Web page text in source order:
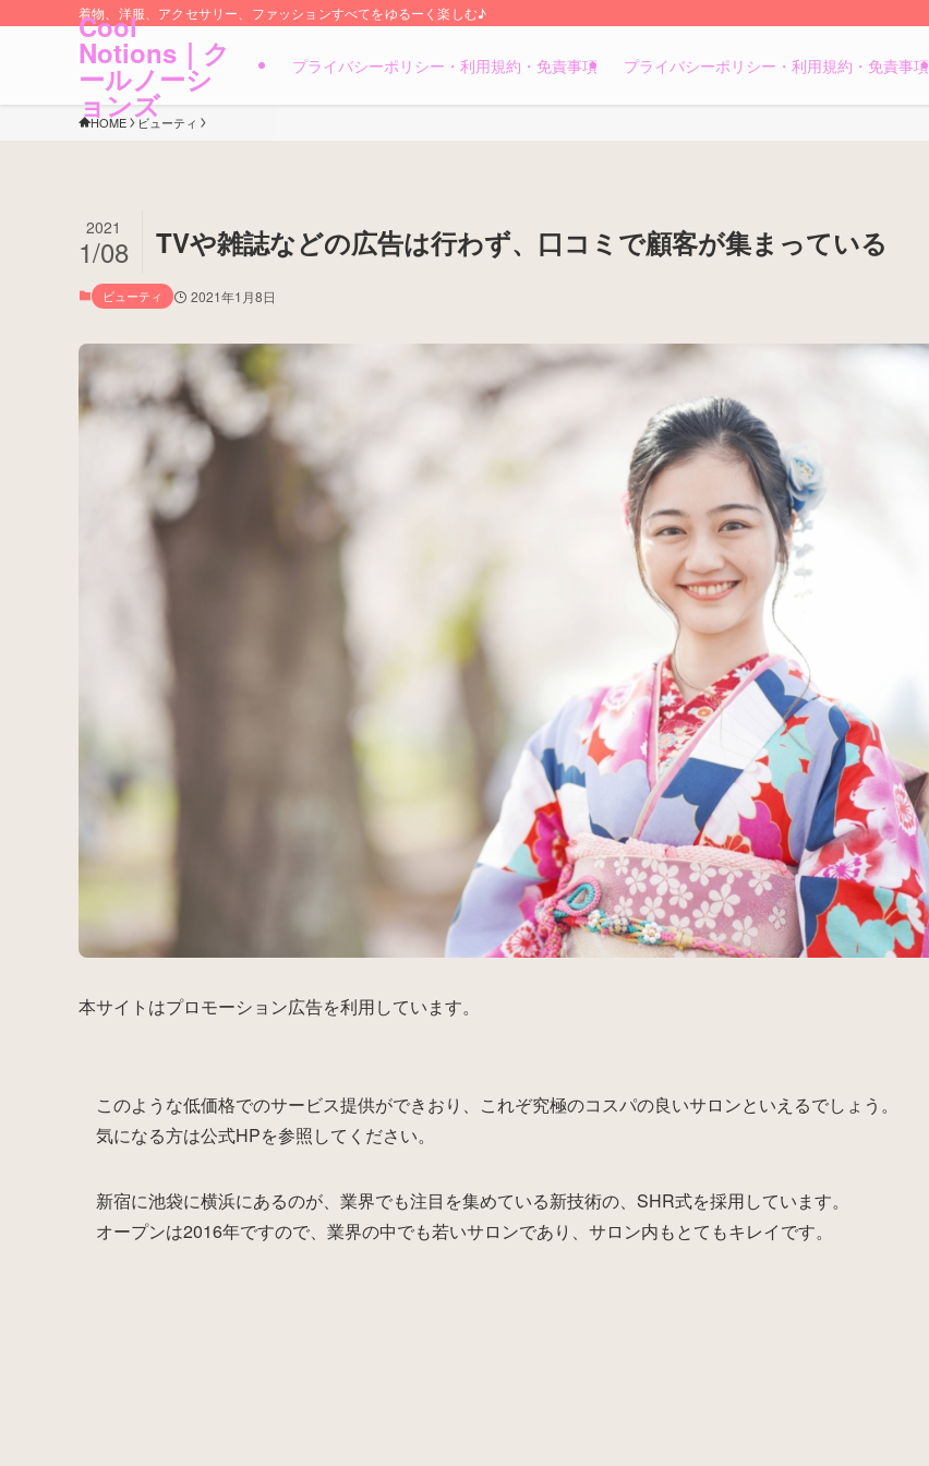
着物、洋服、アクセサリー、ファッションすべてをゆるーく楽しむ♪
Cool
Notions｜ク
ールノーシ
ョンズ
プライバシーポリシー・利用規約・免責事項 プライバシーポリシー・利用規約・免責事項
HOME ビューティ
TVや雑誌などの広告は行わず、口コミで顧客が集まっている
2021
1/08
ビューティ 2021年1月8日
本サイトはプロモーション広告を利用しています。
このような低価格でのサービス提供ができおり、これぞ究極のコスパの良いサロンといえるでしょう。
気になる方は公式HPを参照してください。
新宿に池袋に横浜にあるのが、業界でも注目を集めている新技術の、SHR式を採用しています。
オープンは2016年ですので、業界の中でも若いサロンであり、サロン内もとてもキレイです。